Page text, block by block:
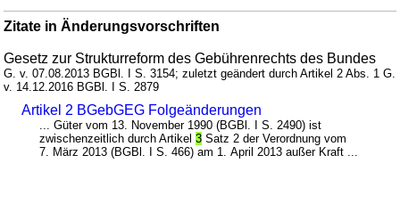
Zitate in Änderungsvorschriften
Gesetz zur Strukturreform des Gebührenrechts des Bundes
G. v. 07.08.2013 BGBl. I S. 3154; zuletzt geändert durch Artikel 2 Abs. 1 G.
v. 14.12.2016 BGBl. I S. 2879
Artikel 2 BGebGEG Folgeänderungen
... Güter vom 13. November 1990 (BGBl. I S. 2490) ist
zwischenzeitlich durch Artikel3 Satz 2 der Verordnung vom
7. März 2013 (BGBl. I S. 466) am 1. April 2013 außer Kraft ...